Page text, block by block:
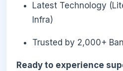
Latest Technology
Infra)
Trusted by 2,000+
Ready to experience